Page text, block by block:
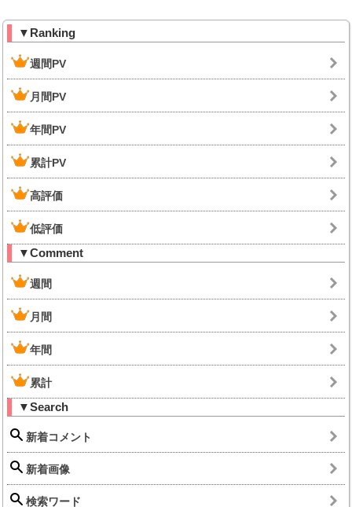
▼Ranking
週間PV
月間PV
年間PV
累計PV
高評価
低評価
▼Comment
週間
月間
年間
累計
▼Search
新着コメント
新着画像
検索ワード